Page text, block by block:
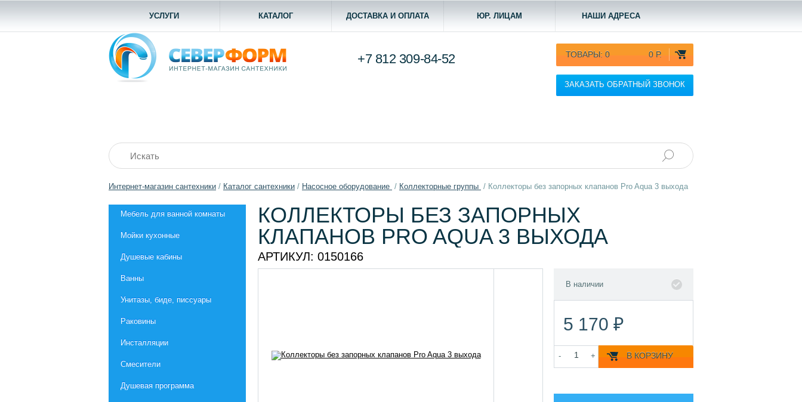
УСЛУГИ КАТАЛОГ ДОСТАВКА И ОПЛАТА ЮР. ЛИЦАМ НАШИ АДРЕСА
ТОВАРЫ: 0 0 Р.
ЗАКАЗАТЬ ОБРАТНЫЙ ЗВОНОК
+7 812 309-84-52
Интернет-магазин сантехники / Каталог сантехники / Насосное оборудование / Коллекторные группы / Коллекторы без запорных клапанов Pro Aqua 3 выхода
Мебель для ванной комнаты
Мойки кухонные
Душевые кабины
Ванны
Унитазы, биде, писсуары
Раковины
Инсталляции
Смесители
Душевая программа
КОЛЛЕКТОРЫ БЕЗ ЗАПОРНЫХ
КЛАПАНОВ PRO AQUA 3 ВЫХОДА
АРТИКУЛ: 0150166
В наличии
5 170 ₽
- + В КОРЗИНУ